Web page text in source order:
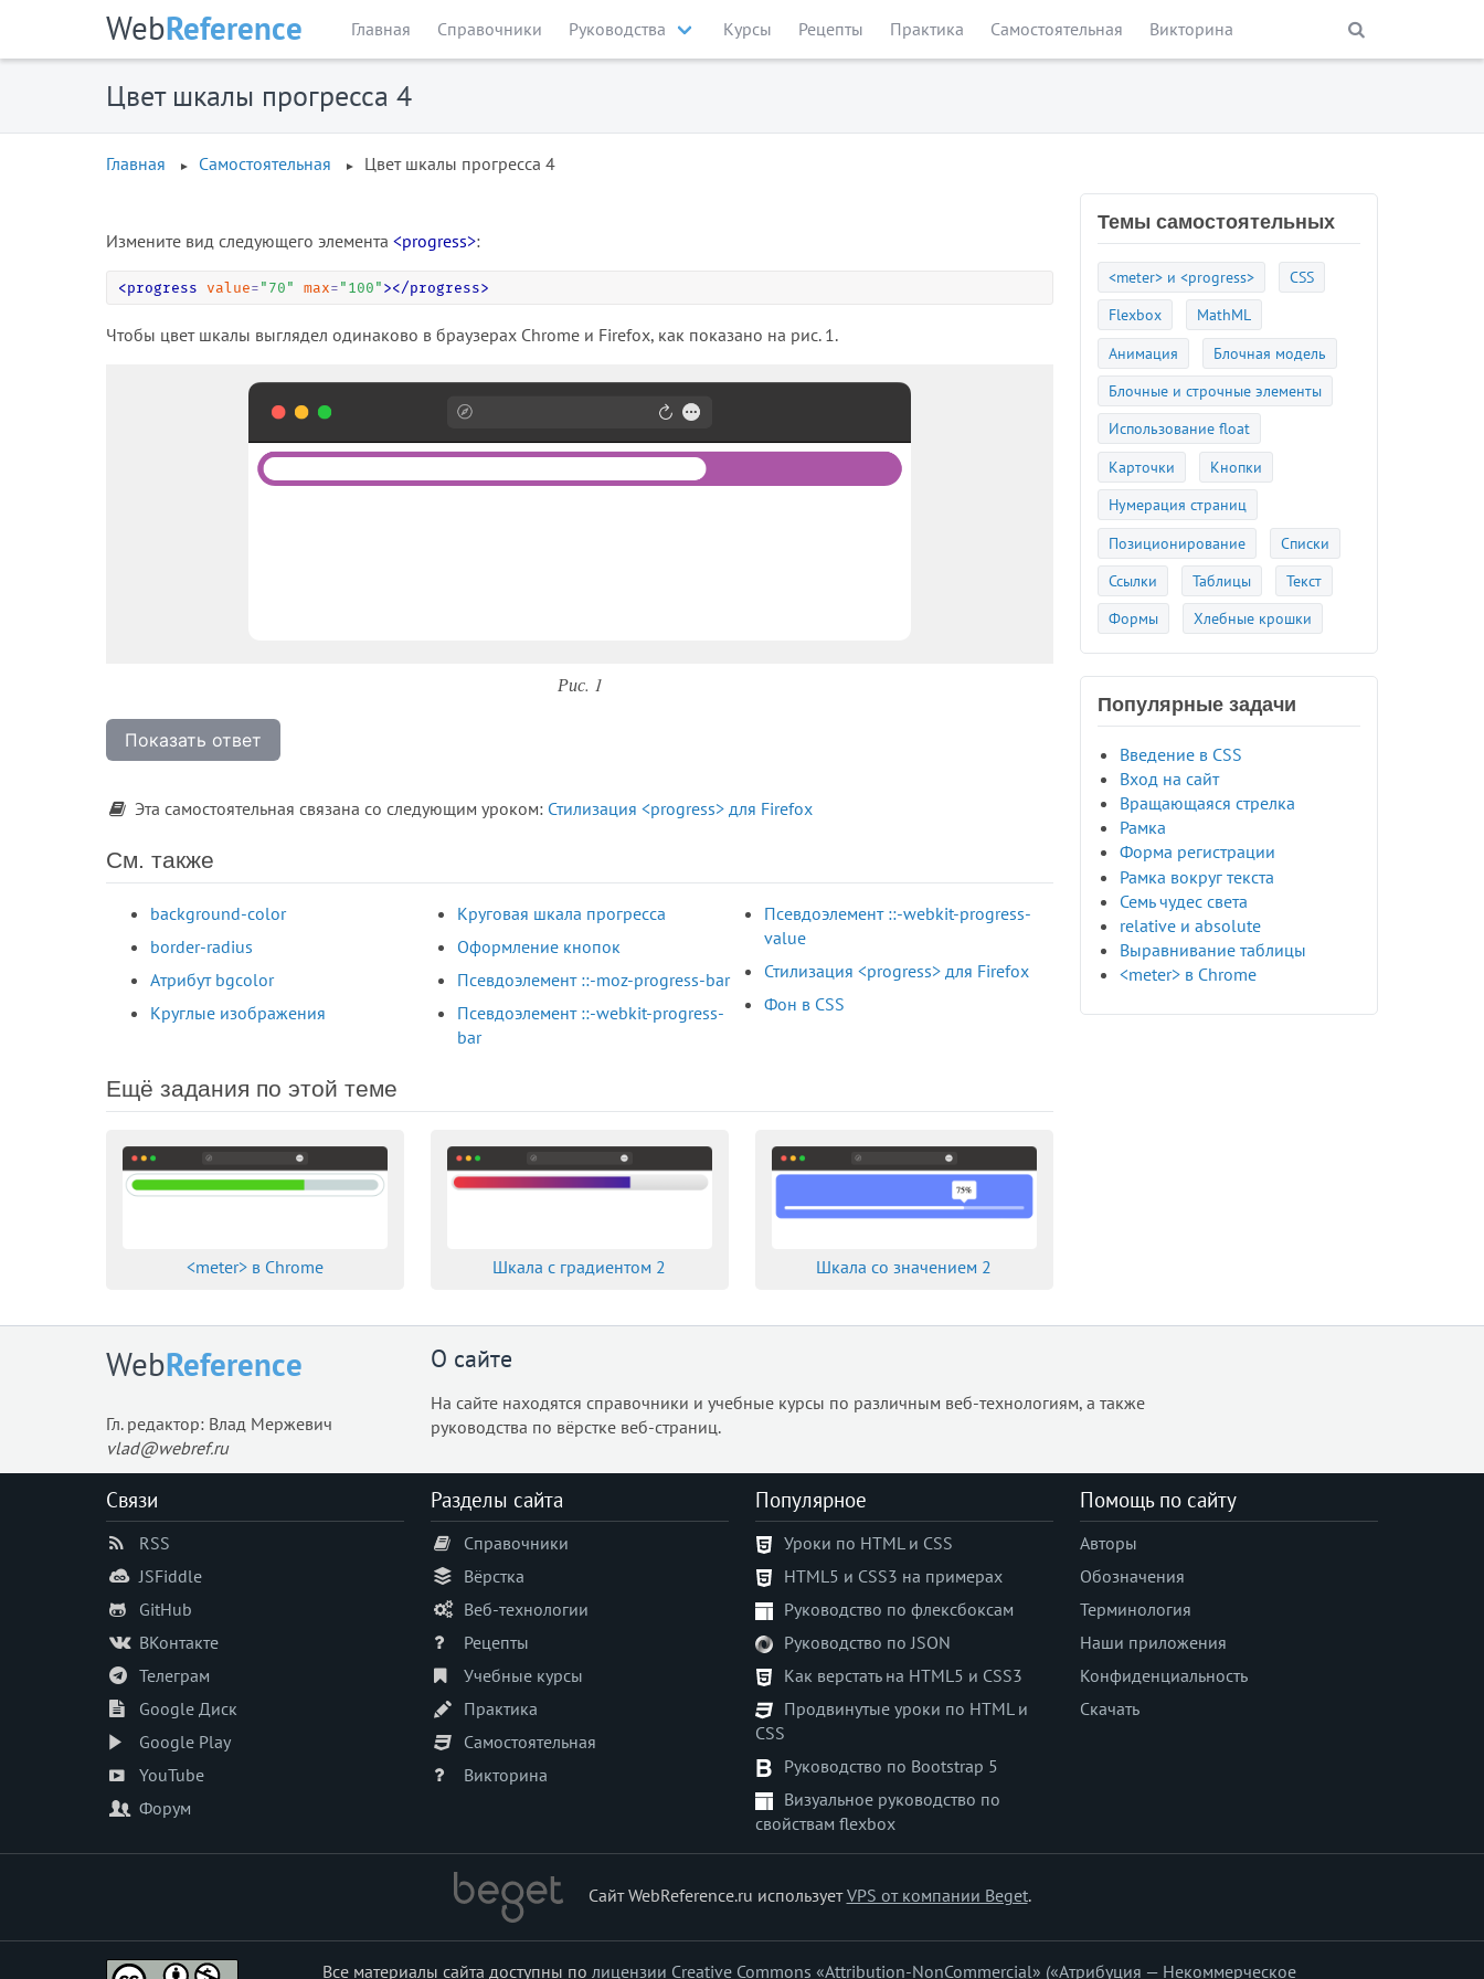
WebReference Главная Справочники Руководства Курсы Рецепты Практика Самостоятельная Викторина
Цвет шкалы прогресса 4
Главная Самостоятельная Цвет шкалы прогресса 4
Измените вид следующего элемента <progress>:
<progress value= " 70 " max= " 100 " ></progress>
Чтобы цвет шкалы выглядел одинаково в браузерах Chrome и Firefox, как показано на рис. 1.
Рис. 1
Показать ответ
Эта самостоятельная связана со следующим уроком: Стилизация <progress> для Firefox
См. также
background-color
border-radius
Атрибут bgcolor
Круглые изображения
Круговая шкала прогресса
Оформление кнопок
Псевдоэлемент ::-moz-progress-bar
Псевдоэлемент ::-webkit-progress-
bar
Псевдоэлемент ::-webkit-progress-
value
Стилизация <progress> для Firefox
Фон в CSS
Ещё задания по этой теме
<meter> в Chrome Шкала с градиентом 2 Шкала со значением 2
Темы самостоятельных
<meter> и <progress>
CSS
Flexbox
MathML
Анимация
Блочная модель
Блочные и строчные элементы
Использование float
Карточки
Кнопки
Нумерация страниц
Позиционирование
Списки
Ссылки
Таблицы
Текст
Формы
Хлебные крошки
Популярные задачи
Введение в CSS
Вход на сайт
Вращающаяся стрелка
Рамка
Форма регистрации
Рамка вокруг текста
Семь чудес света
relative и absolute
Выравнивание таблицы
<meter> в Chrome
WebReference
Гл. редактор: Влад Мержевич
vlad@webref.ru
О сайте
На сайте находятся справочники и учебные курсы по различным веб-технологиям, а также
руководства по вёрстке веб-страниц.
Связи
RSS
JSFiddle
GitHub
ВКонтакте
Телеграм
Google Диск
Google Play
YouTube
Форум
Разделы сайта
Справочники
Вёрстка
Веб-технологии
Рецепты
Учебные курсы
Практика
Самостоятельная
Викторина
Популярное
Уроки по HTML и CSS
HTML5 и CSS3 на примерах
Руководство по флексбоксам
Руководство по JSON
Как верстать на HTML5 и CSS3
Продвинутые уроки по HTML и
CSS
Руководство по Bootstrap 5
Визуальное руководство по
свойствам flexbox
Помощь по сайту
Авторы
Обозначения
Терминология
Наши приложения
Конфиденциальность
Скачать
Сайт WebReference.ru используетVPS от компании Beget.
Все материалы сайта доступны по лицензии Creative Commons «Attribution-NonCommercial» («Атрибуция — Некоммерческое